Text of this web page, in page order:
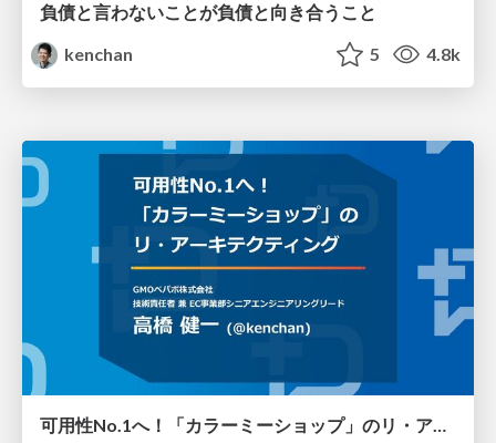
負債と言わないことが負債と向き合うこと
kenchan
5 4.8k